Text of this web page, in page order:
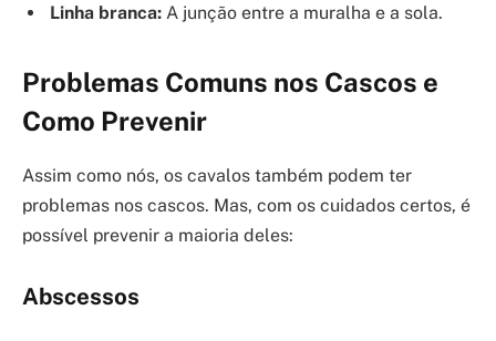
Linha branca: A junção entre a muralha e a sola.
Problemas Comuns nos Cascos e
Como Prevenir
Assim como nós, os cavalos também podem ter
problemas nos cascos. Mas, com os cuidados certos, é
possível prevenir a maioria deles:
Abscessos